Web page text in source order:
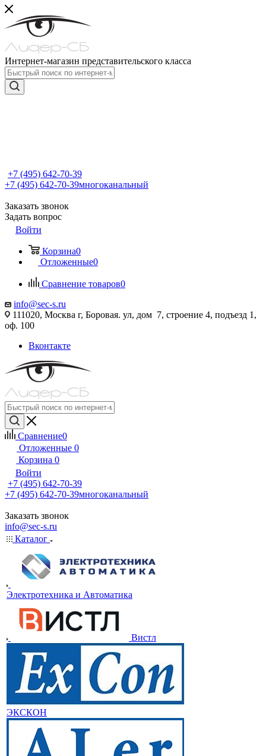
Интернет-магазин представительского класса
+7 (495) 642-70-39
+7 (495) 642-70-39многоканальный
Заказать звонок
Задать вопрос
Войти
Корзина0
Отложенные0
Сравнение товаров0
info@sec-s.ru
111020, Москва г, Боровая. ул, дом 7, строение 4, подъезд 1,
оф. 100
Вконтакте
Сравнение0
Отложенные 0
Корзина 0
Войти
+7 (495) 642-70-39
+7 (495) 642-70-39многоканальный
Заказать звонок
info@sec-s.ru
Каталог
Электротехника и Автоматика
Вистл
ЭКСКОН